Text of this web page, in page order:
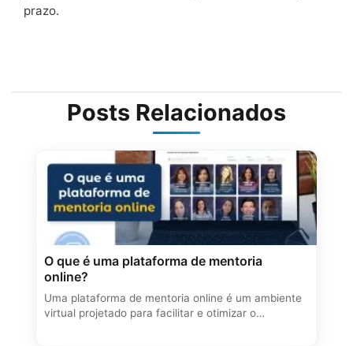
prazo.
Posts Relacionados
O que é uma plataforma de mentoria
online?
Uma plataforma de mentoria online é um ambiente
virtual projetado para facilitar e otimizar o…